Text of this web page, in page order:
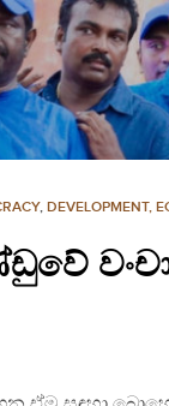
, DEVELOPMENT,